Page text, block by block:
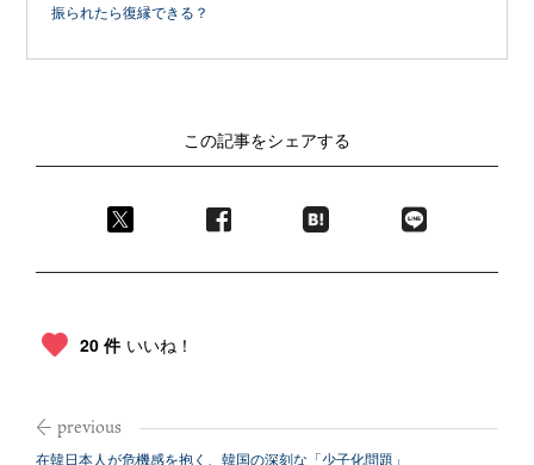
振られたら復縁できる？
この記事をシェアする
20 件 いいね！
在韓日本人が危機感を抱く、韓国の深刻な「少子化問題」